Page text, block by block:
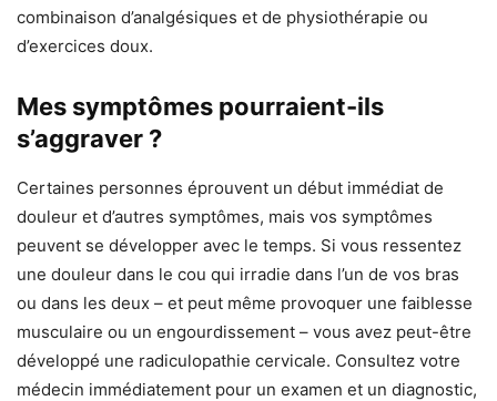
combinaison d’analgésiques et de physiothérapie ou
d’exercices doux.
Mes symptômes pourraient-ils
s’aggraver ?
Certaines personnes éprouvent un début immédiat de
douleur et d’autres symptômes, mais vos symptômes
peuvent se développer avec le temps. Si vous ressentez
une douleur dans le cou qui irradie dans l’un de vos bras
ou dans les deux – et peut même provoquer une faiblesse
musculaire ou un engourdissement – vous avez peut-être
développé une radiculopathie cervicale. Consultez votre
médecin immédiatement pour un examen et un diagnostic,